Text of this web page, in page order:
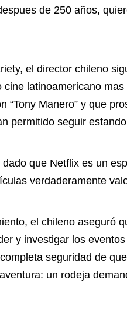
de 250 años,
el director chileno
cine latinoamericano
“Tony Manero” y que
permitido seguir
dado que Netflix es un
verdaderamente
el chileno aseguró
y investigar los
seguridad de
un rodeja